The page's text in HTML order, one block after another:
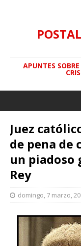
APUNTES
Juez
de pena de
un piadoso
Rey
domingo, 7 marzo,